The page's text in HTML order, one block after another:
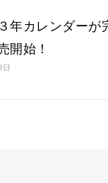
年カレンダーが
開始！
日